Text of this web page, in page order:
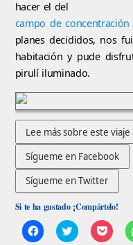
hacer el del
campo de concentración
planes decididos, nos
habitación y pude
pirulí iluminado.
Si te ha gustado ¡Compártelo!
Haz
clic
Click
to
Haz
clic